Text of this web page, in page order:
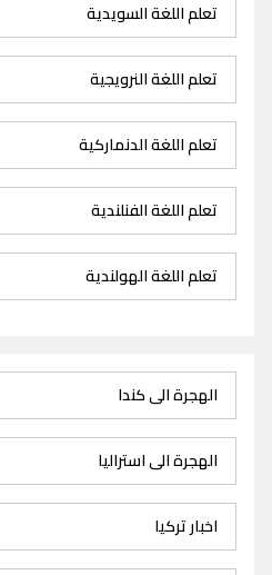
تعلم اللغة السويدية
تعلم اللغة النرويجية
تعلم اللغة الدنماركية
تعلم اللغة الفنلندية
تعلم اللغة الهولندية
الهجرة الى كندا
الهجرة الى استراليا
اخبار تركيا